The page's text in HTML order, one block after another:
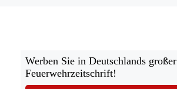
Werben Sie in Deutschlands großer
Feuerwehrzeitschrift!